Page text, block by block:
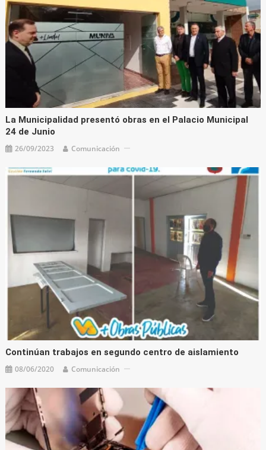
La Municipalidad presentó obras en el Palacio Municipal
24 de Junio
26/09/2023 Comunicación
Continúan trabajos en segundo centro de aislamiento
08/06/2020 Comunicación